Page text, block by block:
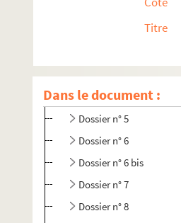
Titre
Dans le document :
Dossier n° 4
Dossier n° 4 bis
Dossier n° 5
Dossier n° 6
Dossier n° 6 bis
Dossier n° 7
Dossier n° 8